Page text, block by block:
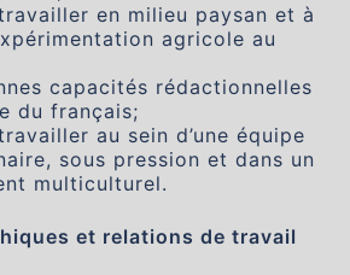
en milieu paysan et à
agricole au
capacités rédactionnelles
du français;
au sein d’une équipe
sous pression et dans un
multiculturel.
et relations de travail